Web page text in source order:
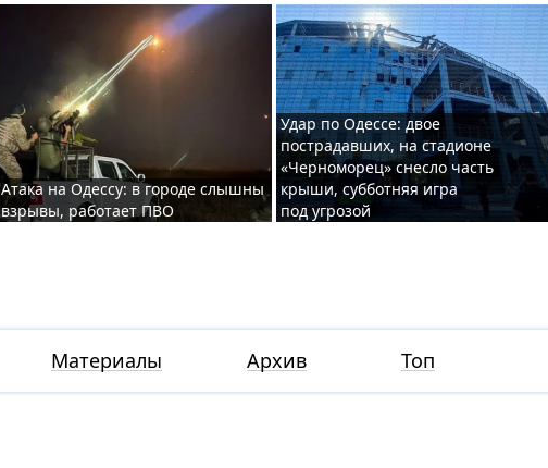
Атака на Одессу: в городе слышны
взрывы, работает ПВО
Удар по Одессе: двое
пострадавших, на стадионе
«Черноморец» снесло часть
крыши, субботняя игра
под угрозой
Материалы Архив Топ